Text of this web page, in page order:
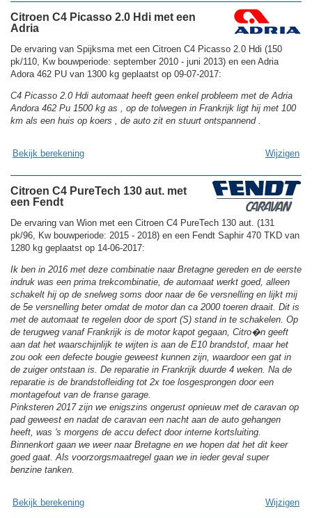
Citroen C4 Picasso 2.0 Hdi met een
Adria
De ervaring van Spijksma met een Citroen C4 Picasso 2.0 Hdi (150
pk/110, Kw bouwperiode: september 2010 - juni 2013) en een Adria
Adora 462 PU van 1300 kg geplaatst op 09-07-2017:
C4 Picasso 2.0 Hdi automaat heeft geen enkel probleem met de Adria
Andora 462 Pu 1500 kg as , op de tolwegen in Frankrijk ligt hij met 100
km als een huis op koers , de auto zit en stuurt ontspannend .
Bekijk berekening Wijzigen
Citroen C4 PureTech 130 aut. met
een Fendt
De ervaring van Wion met een Citroen C4 PureTech 130 aut. (131
pk/96, Kw bouwperiode: 2015 - 2018) en een Fendt Saphir 470 TKD van
1280 kg geplaatst op 14-06-2017:
Ik ben in 2016 met deze combinatie naar Bretagne gereden en de eerste
indruk was een prima trekcombinatie, de automaat werkt goed, alleen
schakelt hij op de snelweg soms door naar de 6e versnelling en lijkt mij
de 5e versnelling beter omdat de motor dan ca 2000 toeren draait. Dit is
met de automaat te regelen door de sport (S) stand in te schakelen. Op
de terugweg vanaf Frankrijk is de motor kapot gegaan, Citro�n geeft
aan dat het waarschijnlijk te wijten is aan de E10 brandstof, maar het
zou ook een defecte bougie geweest kunnen zijn, waardoor een gat in
de zuiger ontstaan is. De reparatie in Frankrijk duurde 4 weken. Na de
reparatie is de brandstofleiding tot 2x toe losgesprongen door een
montagefout van de franse garage.
Pinksteren 2017 zijn we enigszins ongerust opnieuw met de caravan op
pad geweest en nadat de caravan een nacht aan de auto gehangen
heeft, was 's morgens de accu defect door interne kortsluiting.
Binnenkort gaan we weer naar Bretagne en we hopen dat het dit keer
goed gaat. Als voorzorgsmaatregel gaan we in ieder geval super
benzine tanken.
Bekijk berekening Wijzigen